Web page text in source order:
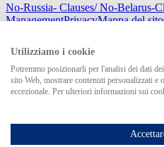
No-Russia- Clauses/ No-Belarus-
ManagementPrivacyMappa del sito
© 2026 Messer Cutting Systems
Search for
Utilizziamo i cookie
Potremmo posizionarli per l'analisi dei dati
sito Web, mostrare contenuti personalizzati
eccezionale. Per ulteriori informazioni sui